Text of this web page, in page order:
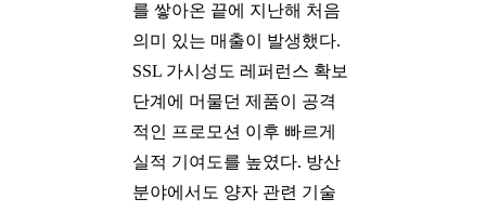
를 쌓아온 끝에 지난해 처음
의미 있는 매출이 발생했다.
SSL 가시성도 레퍼런스 확보
단계에 머물던 제품이 공격
적인 프로모션 이후 빠르게
실적 기여도를 높였다. 방산
분야에서도 양자 관련 기술